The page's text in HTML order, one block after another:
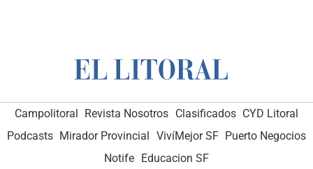
Campolitoral Revista Nosotros Clasificados CYD Litoral
Podcasts Mirador Provincial VivíMejor SF Puerto Negocios
Notife Educacion SF